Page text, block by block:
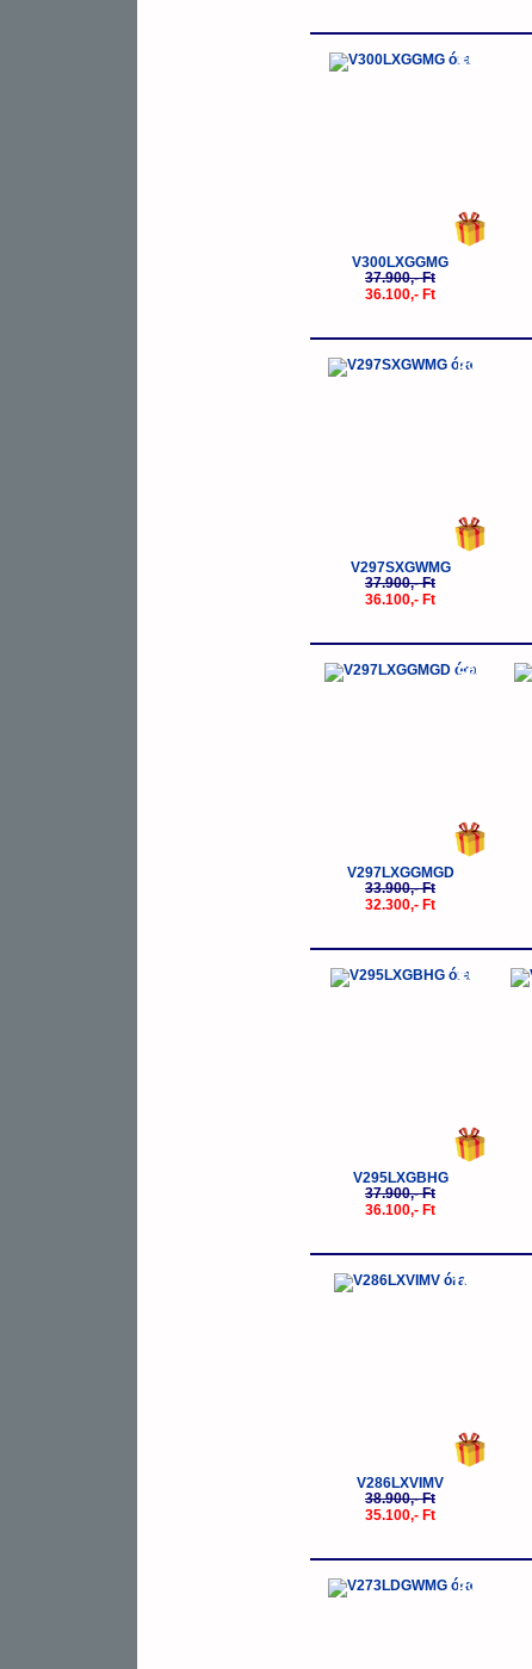
-5%
V300LXGGMG
37.900,- Ft
36.100,- Ft
-5%
V297SXGWMG
37.900,- Ft
36.100,- Ft
-5%
V297LXGGMGD
33.900,- Ft
32.300,- Ft
-5%
V295LXGBHG
37.900,- Ft
36.100,- Ft
-10%
V286LXVIMV
38.900,- Ft
35.100,- Ft
-5%